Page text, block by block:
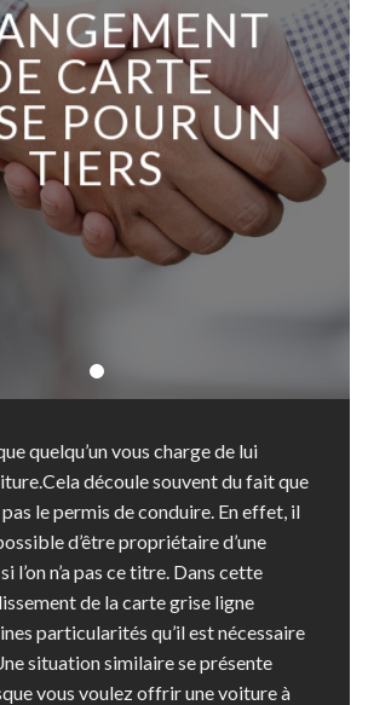
CARTE
POUR UN
TIERS
quelqu’un vous charge de lui
découle souvent du fait que
pas le permis de conduire. En effet, il
d’être propriétaire d’une
l’on n’a pas ce titre. Dans cette
de la carte grise ligne
particularités qu’il est nécessaire
situation similaire se présente
vous voulez offrir une voiture à